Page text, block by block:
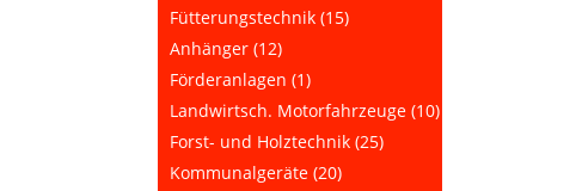
Fütterungstechnik (15)
Anhänger (12)
Förderanlagen (1)
Landwirtsch. Motorfahrzeuge (10)
Forst- und Holztechnik (25)
Kommunalgeräte (20)